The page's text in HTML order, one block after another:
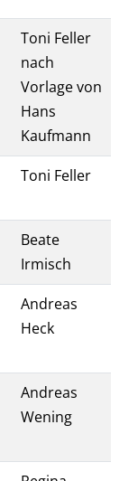
Toni Feller
nach
Vorlage von
Hans
Kaufmann
Toni Feller
Beate
Irmisch
Andreas
Heck
Andreas
Wening